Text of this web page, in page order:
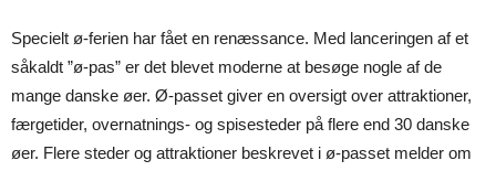
Specielt ø-ferien har fået en renæssance. Med lanceringen af et
såkaldt ”ø-pas” er det blevet moderne at besøge nogle af de
mange danske øer. Ø-passet giver en oversigt over attraktioner,
færgetider, overnatnings- og spisesteder på flere end 30 danske
øer. Flere steder og attraktioner beskrevet i ø-passet melder om